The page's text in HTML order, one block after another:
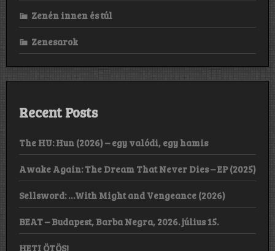
Zenén innen és túl
Zenesarok
Recent Posts
The HU: Hun (2026) – egy valódi, egy hamis
Awake Again: The Dream That Never Dies – EP (2025)
Sellsword: …With Might and Vengeance (2026)
BEAT – Budapest, Barba Negra, 2026. július 15.
HETI ÖTÖS!